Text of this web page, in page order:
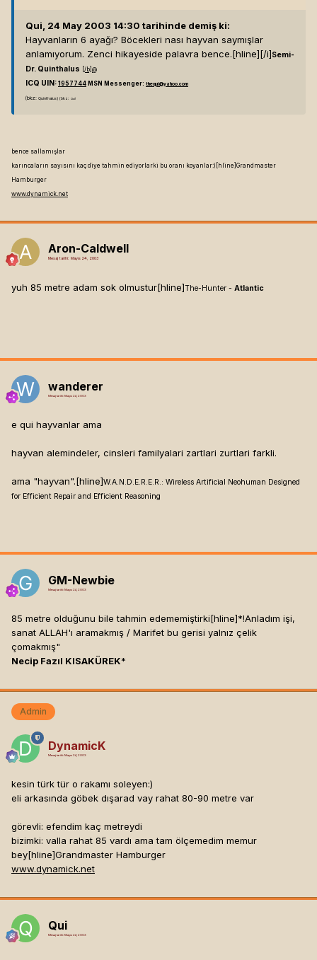
Qui, 24 May 2003 14:30 tarihinde demiş ki:
Hayvanların 6 ayağı? Böcekleri nası hayvan saymışlar
anlamıyorum. Zenci hikayeside palavra bence.[hline][/i]Semi-
Dr. Quinthalus
[/b] @
ICQ UIN: 1957744 MSN Messenger: thequi@yahoo.com
(bkz: Quinthalus) (bkz: Qui)
bence sallamışlar
karıncaların sayısını kaç diye tahmin ediyorlarki bu oranı koyanlar:)[hline] Grandmaster
Hamburger
www.dynamick.net
Aron-Caldwell
Mesaj tarihi: Mayıs 24, 2003
yuh 85 metre adam sok olmustur[hline]The-Hunter - Atlantic
wanderer
Mesaj tarihi: Mayıs 24, 2003
e qui hayvanlar ama
hayvan alemindeler, cinsleri familyalari zartlari zurtlari farkli.
ama "hayvan".[hline]W.A.N.D.E.R.E.R.: Wireless Artificial Neohuman Designed
for Efficient Repair and Efficient Reasoning
GM-Newbie
Mesaj tarihi: Mayıs 24, 2003
85 metre olduğunu bile tahmin edememiştirki[hline]*!Anladım işi,
sanat ALLAH'ı aramakmış / Marifet bu gerisi yalnız çelik
çomakmış"
Necip Fazıl KISAKÜREK*
Admin
DynamicK
Mesaj tarihi: Mayıs 24, 2003
kesin türk tür o rakamı soleyen:)
eli arkasında göbek dışarad vay rahat 80-90 metre var
görevli: efendim kaç metreydi
bizimki: valla rahat 85 vardı ama tam ölçemedim memur
bey[hline]Grandmaster Hamburger
www.dynamick.net
Qui
Mesaj tarihi: Mayıs 24, 2003